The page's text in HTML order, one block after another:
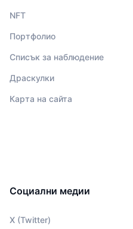
NFT
Портфолио
Списък за наблюдение
Драскулки
Карта на сайта
Социални медии
X (Twitter)